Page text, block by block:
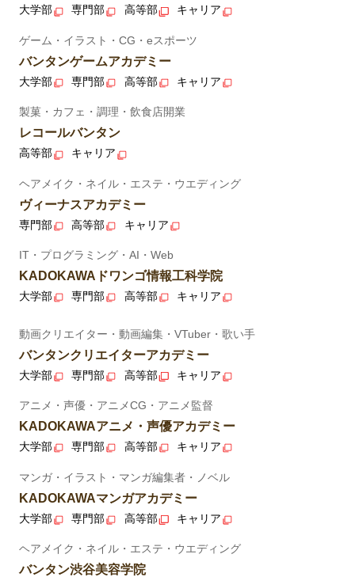
大学部 専門部 高等部 キャリア
ゲーム・イラスト・CG・eスポーツ
バンタンゲームアカデミー
大学部 専門部 高等部 キャリア
製菓・カフェ・調理・飲食店開業
レコールバンタン
高等部 キャリア
ヘアメイク・ネイル・エステ・ウエディング
ヴィーナスアカデミー
専門部 高等部 キャリア
IT・プログラミング・AI・Web
KADOKAWAドワンゴ情報工科学院
大学部 専門部 高等部 キャリア
動画クリエイター・動画編集・VTuber・歌い手
バンタンクリエイターアカデミー
大学部 専門部 高等部 キャリア
アニメ・声優・アニメCG・アニメ監督
KADOKAWAアニメ・声優アカデミー
大学部 専門部 高等部 キャリア
マンガ・イラスト・マンガ編集者・ノベル
KADOKAWAマンガアカデミー
大学部 専門部 高等部 キャリア
ヘアメイク・ネイル・エステ・ウエディング
バンタン渋谷美容学院